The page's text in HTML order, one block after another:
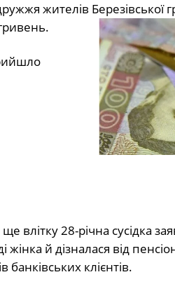
жителів Березівської
влітку 28-річна сусідка
й дізналася від
банківських клієнтів.